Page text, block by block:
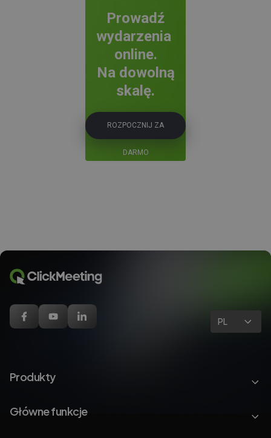
Prowadź
wydarzenia
online.
Na dowolną
skalę.
ROZPOCZNIJ ZA
DARMO
PL
Produkty
Główne funkcje